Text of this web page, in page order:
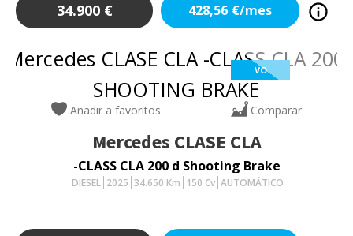
34.900 € 428,56 €/mes
VO
Añadir a favoritos Comparar
Mercedes CLASE CLA
-CLASS CLA 200 d Shooting Brake
DIESEL 2025 34.650 Km 150 Cv AUTOMÁTICO